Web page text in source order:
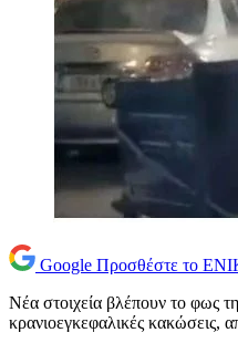
Google Προσθέστε το
Νέα στοιχεία βλέπουν το φως
κρανιοεγκεφαλικές κακώσεις,